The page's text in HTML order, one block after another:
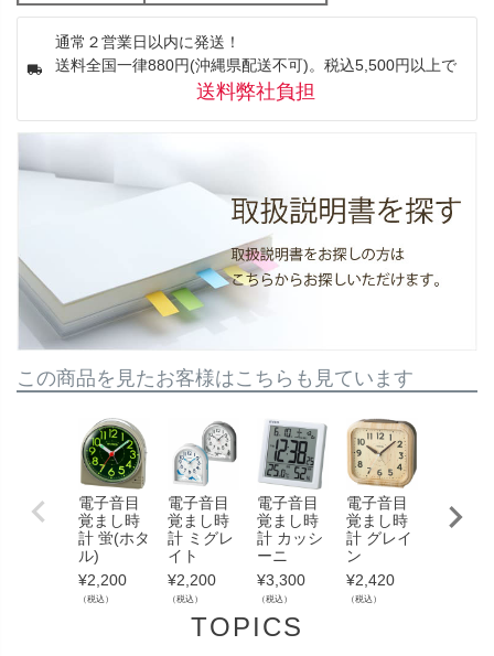
通常２営業日以内に発送！
送料全国一律880円(沖縄県配送不可)。税込5,500円以上で
送料弊社負担
この商品を見たお客様はこちらも見ています
電子音目
覚まし時
計 蛍(ホタ
ル)
¥2,200
（税込）
電子音目
覚まし時
計 ミグレ
イト
¥2,200
（税込）
電子音目
覚まし時
計 カッシ
ーニ
¥3,300
（税込）
電子音目
覚まし時
計 グレイ
ン
¥2,420
（税込）
電子音
覚まし
TOPICS